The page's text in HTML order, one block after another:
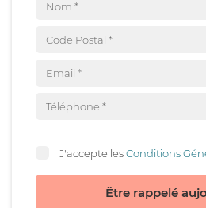
J'accepte lesConditions
Être rappelé